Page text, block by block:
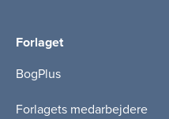
Forlaget
BogPlus
Forlagets medarbejdere